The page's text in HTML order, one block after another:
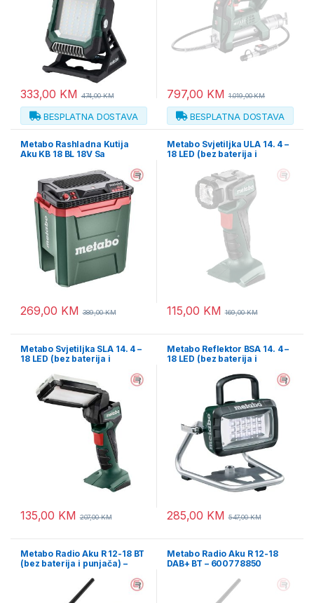
333,00 KM 474,00KM
BESPLATNA DOSTAVA
797,00 KM 1.019,00KM
BESPLATNA DOSTAVA
Metabo Rashladna Kutija
Aku KB 18 BL 18V Sa
Temperature (bez baterija i
punjača) – 600791850
269,00 KM 389,00KM
Metabo Svjetiljka ULA 14. 4 –
18 LED (bez baterija i
115,00 KM 169,00KM
Metabo Svjetiljka SLA 14. 4 –
18 LED (bez baterija i
135,00 KM 207,00KM
Metabo Reflektor BSA 14. 4 –
18 LED (bez baterija i
285,00 KM 547,00KM
Metabo Radio Aku R 12-18 BT
(bez baterija i punjača) –
Metabo Radio Aku R 12-18
DAB+ BT – 600778850